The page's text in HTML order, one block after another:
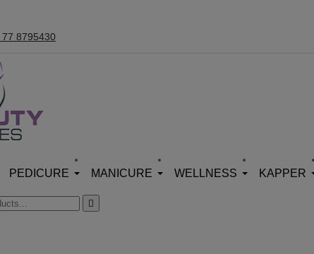
8795430
PEDICURE MANICURE WELLNESS KAPPER
